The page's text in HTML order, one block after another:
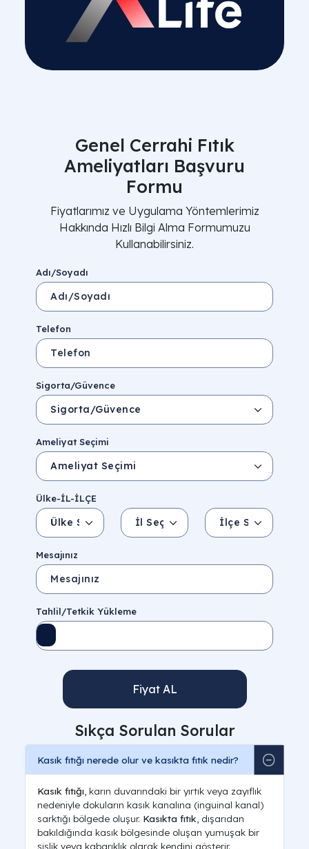
Genel Cerrahi Fıtık
Ameliyatları Başvuru
Formu
Fiyatlarımız ve Uygulama Yöntemlerimiz
Hakkında Hızlı Bilgi Alma Formumuzu
Kullanabilirsiniz.
Adı/Soyadı
Telefon
Sigorta/Güvence
Ameliyat Seçimi
Ülke-İL-İLÇE
Ülke Seçin
İl Seçin İlçe Seçin
Mesajınız
Tahlil/Tetkik Yükleme
Fiyat AL